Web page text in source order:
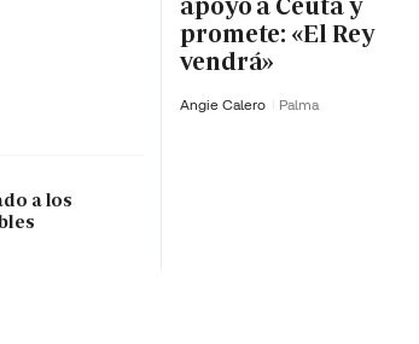
a los
promete: «El Rey
vendrá»
Angie Calero Palma